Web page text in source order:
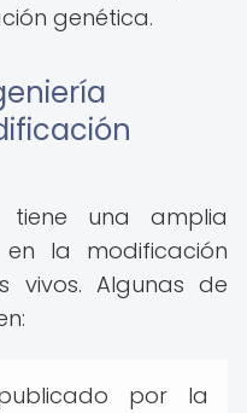
genética.
tiene una amplia
la modificación
vivos. Algunas de
por la